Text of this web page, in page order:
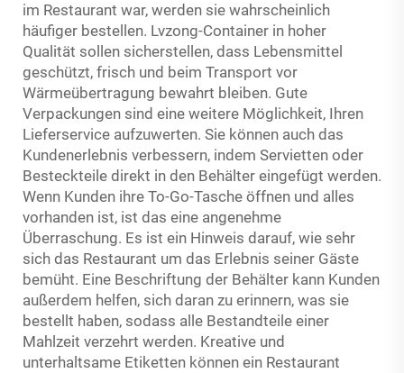
im Restaurant war, werden sie wahrscheinlich
häufiger bestellen. Lvzong-Container in hoher
Qualität sollen sicherstellen, dass Lebensmittel
geschützt, frisch und beim Transport vor
Wärmeübertragung bewahrt bleiben. Gute
Verpackungen sind eine weitere Möglichkeit, Ihren
Lieferservice aufzuwerten. Sie können auch das
Kundenerlebnis verbessern, indem Servietten oder
Besteckteile direkt in den Behälter eingefügt werden.
Wenn Kunden ihre To-Go-Tasche öffnen und alles
vorhanden ist, ist das eine angenehme
Überraschung. Es ist ein Hinweis darauf, wie sehr
sich das Restaurant um das Erlebnis seiner Gäste
bemüht. Eine Beschriftung der Behälter kann Kunden
außerdem helfen, sich daran zu erinnern, was sie
bestellt haben, sodass alle Bestandteile einer
Mahlzeit verzehrt werden. Kreative und
unterhaltsame Etiketten können ein Restaurant